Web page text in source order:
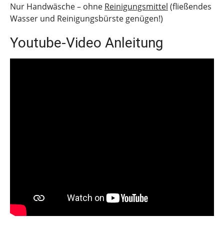
Nur Handwäsche – ohne Reinigungsmittel (fließendes
Wasser und Reinigungsbürste genügen!)
Youtube-Video Anleitung